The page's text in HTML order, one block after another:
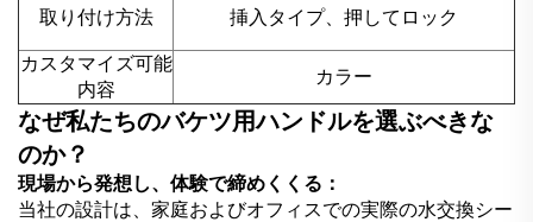
取り付け方法 挿入タイプ、押してロック
カスタマイズ可能
内容
カラー
なぜ私たちのバケツ用ハンドルを選ぶべきな
のか？
現場から発想し、体験で締めくくる：
当社の設計は、家庭およびオフィスでの実際の水交換シー